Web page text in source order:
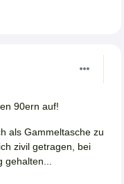
90ern auf!
als Gammeltasche zu
zivil getragen, bei